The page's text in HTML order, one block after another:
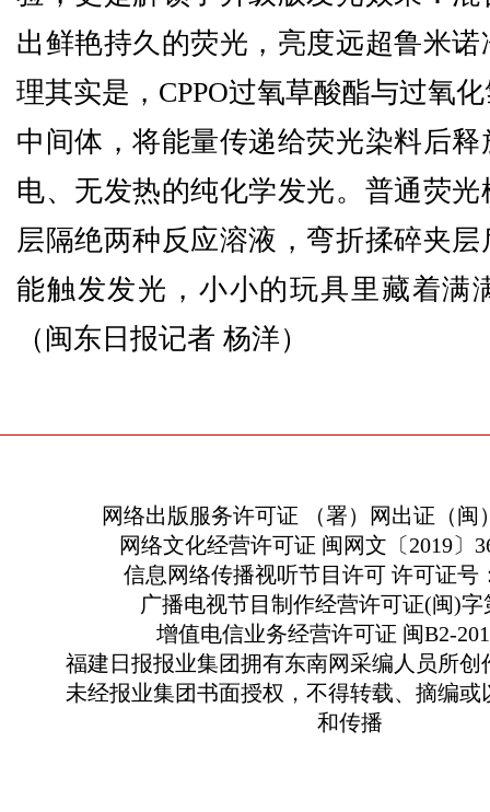
出鲜艳持久的荧光，亮度远超鲁米
理其实是，CPPO过氧草酸酯与过氧
中间体，将能量传递给荧光染料后
电、无发热的纯化学发光。普通荧
层隔绝两种反应溶液，弯折揉碎夹
能触发发光，小小的玩具里藏着满
（闽东日报记者 杨洋）
网络出版服务许可证 （署）网出证（闽
网络文化经营许可证 闽网文〔2019〕
信息网络传播视听节目许可 许可证号
广播电视节目制作经营许可证(闽)字
增值电信业务经营许可证 闽B2-
福建日报报业集团拥有东南网采编人员所创
未经报业集团书面授权，不得转载、摘编或
和传播